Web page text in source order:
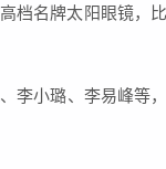
档名牌太阳眼镜，比
李小璐、李易峰等，